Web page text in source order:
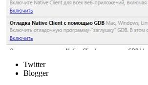
Twitter
Blogger